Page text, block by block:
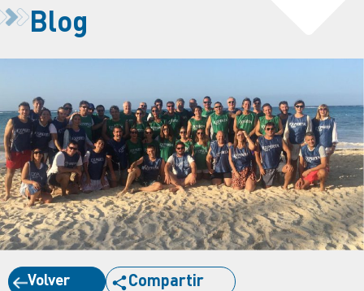
Blog
Volver Compartir